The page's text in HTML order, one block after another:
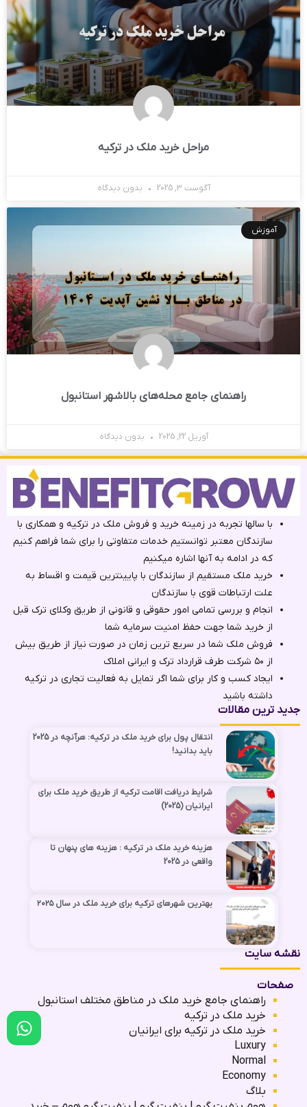
مراحل خرید ملک در ترکیه
آگوست 3, 2025 بدون دیدگاه
آموزش
راهنمای جامع محله‌های بالاشهر استانبول
آوریل 22, 2025 بدون دیدگاه
با سالها تجربه در زمینه خرید و فروش ملک در ترکیه و همکاری با
سازندگان معتبر توانستیم خدمات متفاوتی را برای شما فراهم کنیم
که در ادامه به آنها اشاره میکنیم
خرید ملک مستقیم از سازندگان با پایینترین قیمت و اقساط به
علت ارتباطات قوی با سازندگان
انجام و بررسی تمامی امور حقوقی و قانونی از طریق وکلای ترک ‌قبل
از خرید شما جهت حفظ امنیت سرمایه شما
فروش ملک شما در سریع ترین زمان در صورت نیاز از طریق بیش
از ۵۰ شرکت طرف قرارداد ترک و ایرانی املاک
ایجاد کسب و کار برای شما اگر تمایل به فعالیت تجاری در ترکیه
داشته باشید
جدید ترین مقالات
انتقال پول برای خرید ملک در ترکیه: هرآنچه در 2025
باید بدانید!
شرایط دریافت اقامت ترکیه از طریق خرید ملک برای
ایرانیان (2025)
هزینه‌ خرید ملک در ترکیه : هزینه های پنهان تا
واقعی در 2025
بهترین شهرهای ترکیه برای خرید ملک در سال ۲۰۲۵
نقشه سایت
صفحات
راهنمای جامع خرید ملک در مناطق مختلف استانبول
خرید ملک در ترکیه
خرید ملک در ترکیه برای ایرانیان
Luxury
Normal
Economy
بلاگ